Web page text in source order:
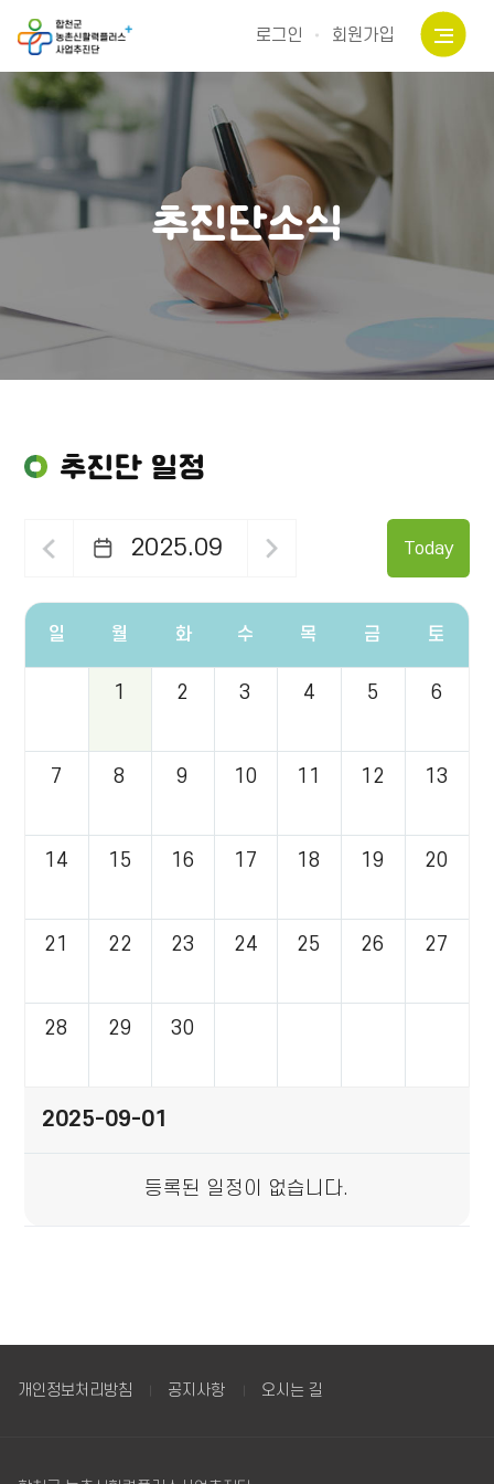
로그인 회원가입
추진단소식
추진단 일정
2025.09 Today
요
보
하
일 월 화 수 목 금 토
1 2 3 4 5 6
7 8 9 10 11 12 13
14 15 16 17 18 19 20
21 22 23 24 25 26 27
28 29 30
2025-09-01
등록된 일정이 없습니다.
개인정보처리방침 공지사항 오시는 길